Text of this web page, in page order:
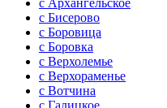
с Бисерово
с Боровица
с Боровка
с Верхолемье
с Верхораменье
с Вотчина
с Галицкое